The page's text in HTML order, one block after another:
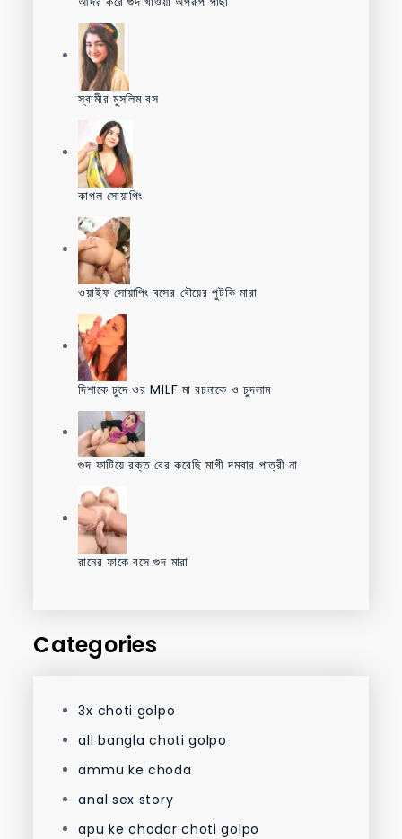
স্বামীর মুসলিম বস
কাপল সোয়াপিং
ওয়াইফ সোয়াপিং বসের বৌয়ের পুটকি মারা
দিশাকে চুদে ওর MILF মা রচনাকে ও চুদলাম
গুদ ফাটিয়ে রক্ত বের করেছি মাগী দমবার পাত্রী না
রানের ফাকে বসে গুদ মারা
Categories
3x choti golpo
all bangla choti golpo
ammu ke choda
anal sex story
apu ke chodar choti golpo